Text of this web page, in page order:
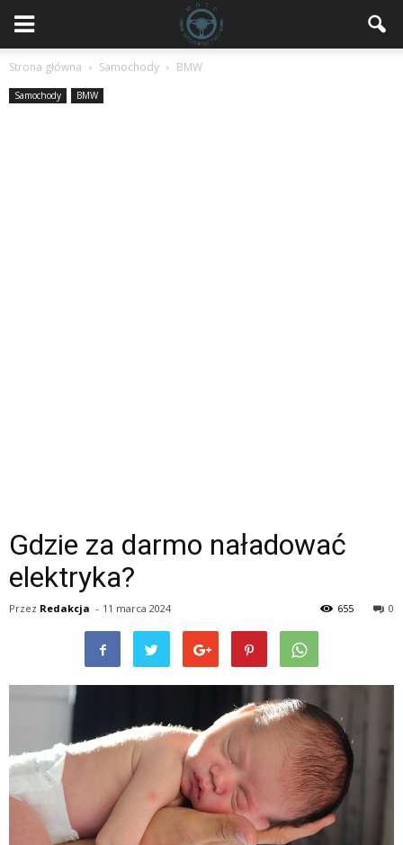
Strona główna Samochody BMW
Samochody BMW
Gdzie za darmo naładować
elektryka?
Przez Redakcja - 11 marca 2024 0
655